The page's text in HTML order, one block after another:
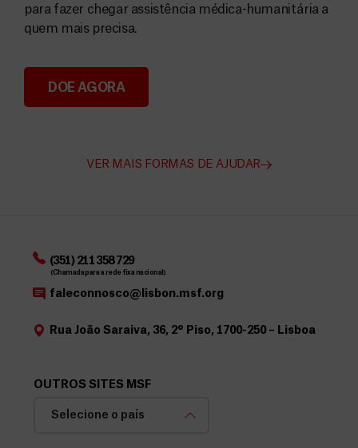
Angarie Fundos para a MSF
para fazer chegar assistência médica-humanitária a
quem mais precisa.
DOE AGORA
VER MAIS FORMAS DE AJUDAR
(351) 211 358 729
(Chamada para a rede fixa nacional)
faleconnosco@lisbon.msf.org
Rua João Saraiva, 36, 2º Piso, 1700-250 – Lisboa
OUTROS SITES MSF
Selecione o país